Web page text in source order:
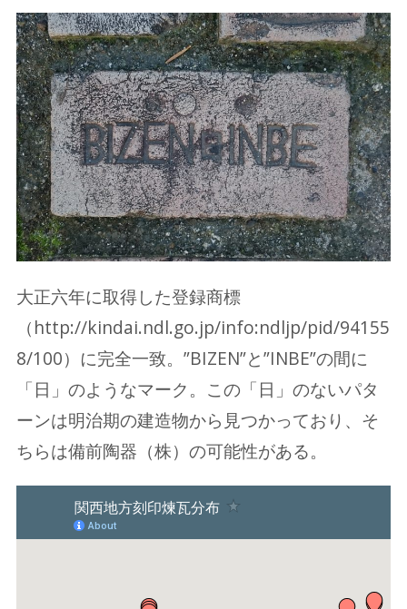
大正六年に取得した登録商標
（http://kindai.ndl.go.jp/info:ndljp/pid/94155
8/100）に完全一致。”BIZEN”と”INBE”の間に
「日」のようなマーク。この「日」のないパタ
ーンは明治期の建造物から見つかっており、そ
ちらは備前陶器（株）の可能性がある。